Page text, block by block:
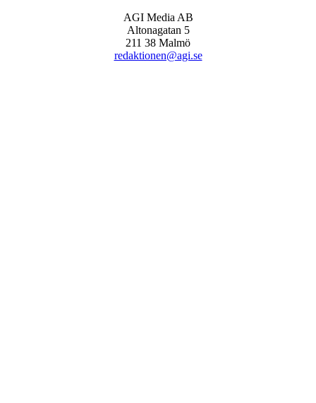
AGI Media AB
Altonagatan 5
211 38 Malmö
redaktionen@agi.se